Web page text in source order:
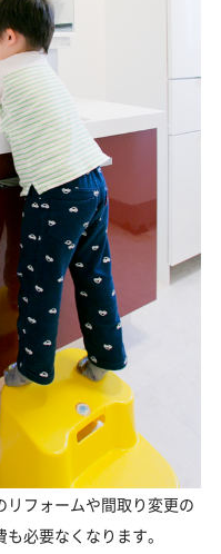
フォームや間取り変更の
必要なくなります。